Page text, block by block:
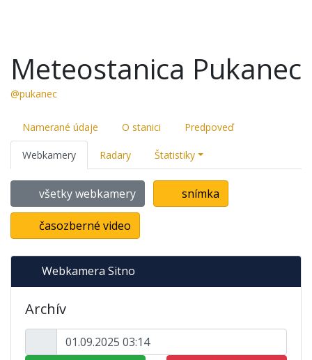
Meteostanica Pukanec
@pukanec
Namerané údaje O stanici Predpoveď
Webkamery Radary Štatistiky
všetky webkamery snímka
časozberné video
Webkamera Sitno
Archív